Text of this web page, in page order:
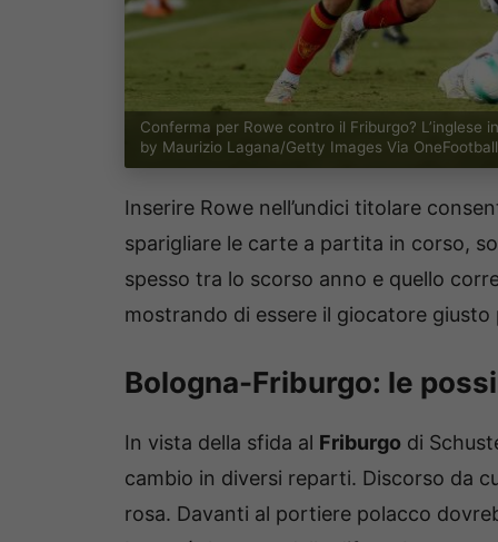
Conferma per Rowe contro il Friburgo? L’inglese
by Maurizio Lagana/Getty Images Via
Inserire Rowe nell’undici titolare
sparigliare le carte a partita in corso,
spesso tra lo scorso anno e quello
mostrando di essere il giocatore
Bologna-Friburgo: le
In vista della sfida al Friburgo di
cambio in diversi reparti. Discorso da
rosa. Davanti al portiere polacco